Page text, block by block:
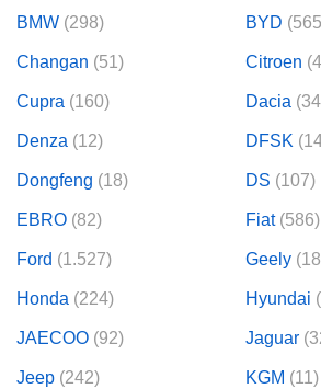
BMW (298) BYD
Changan (51) Citroen
Cupra (160) Dacia
Denza (12) DFSK
Dongfeng (18) DS (107)
EBRO (82) Fiat(586)
Ford (1.527) Geely
Honda (224) Hyundai
JAECOO (92) Jaguar
Jeep (242) KGM (11)